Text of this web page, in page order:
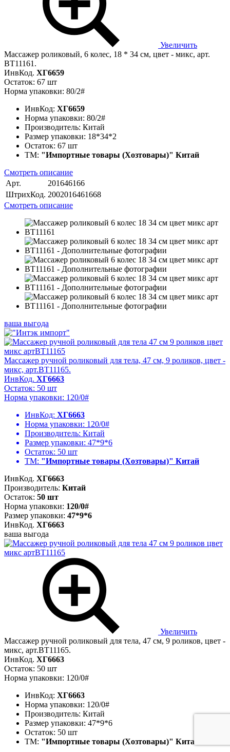
Увеличить
Массажер роликовый, 6 колес, 18 * 34 см, цвет - микс, арт.
BT11161.
ИнвКод. ХГ6659
Остаток: 67 шт
Норма упаковки: 80/2#
ИнвКод: ХГ6659
Норма упаковки: 80/2#
Производитель: Китай
Размер упаковки: 18*34*2
Остаток: 67 шт
ТМ: "Импортные товары (Хозтовары)" Китай
Смотреть описание
Арт.
201646166
ШтрихКод. 2002016461668
Смотреть описание
ваша выгода
Массажер ручной роликовый для тела, 47 см, 9 роликов, цвет -
микс, арт.BT11165.
ИнвКод. ХГ6663
Остаток: 50 шт
Норма упаковки: 120/0#
ИнвКод: ХГ6663
Норма упаковки: 120/0#
Производитель: Китай
Размер упаковки: 47*9*6
Остаток: 50 шт
ТМ: "Импортные товары (Хозтовары)" Китай
ИнвКод. ХГ6663
Производитель: Китай
Остаток: 50 шт
Норма упаковки: 120/0#
Размер упаковки: 47*9*6
ИнвКод. ХГ6663
ваша выгода
Увеличить
Массажер ручной роликовый для тела, 47 см, 9 роликов, цвет -
микс, арт.BT11165.
ИнвКод. ХГ6663
Остаток: 50 шт
Норма упаковки: 120/0#
ИнвКод: ХГ6663
Норма упаковки: 120/0#
Производитель: Китай
Размер упаковки: 47*9*6
Остаток: 50 шт
ТМ: "Импортные товары (Хозтовары)" Китай